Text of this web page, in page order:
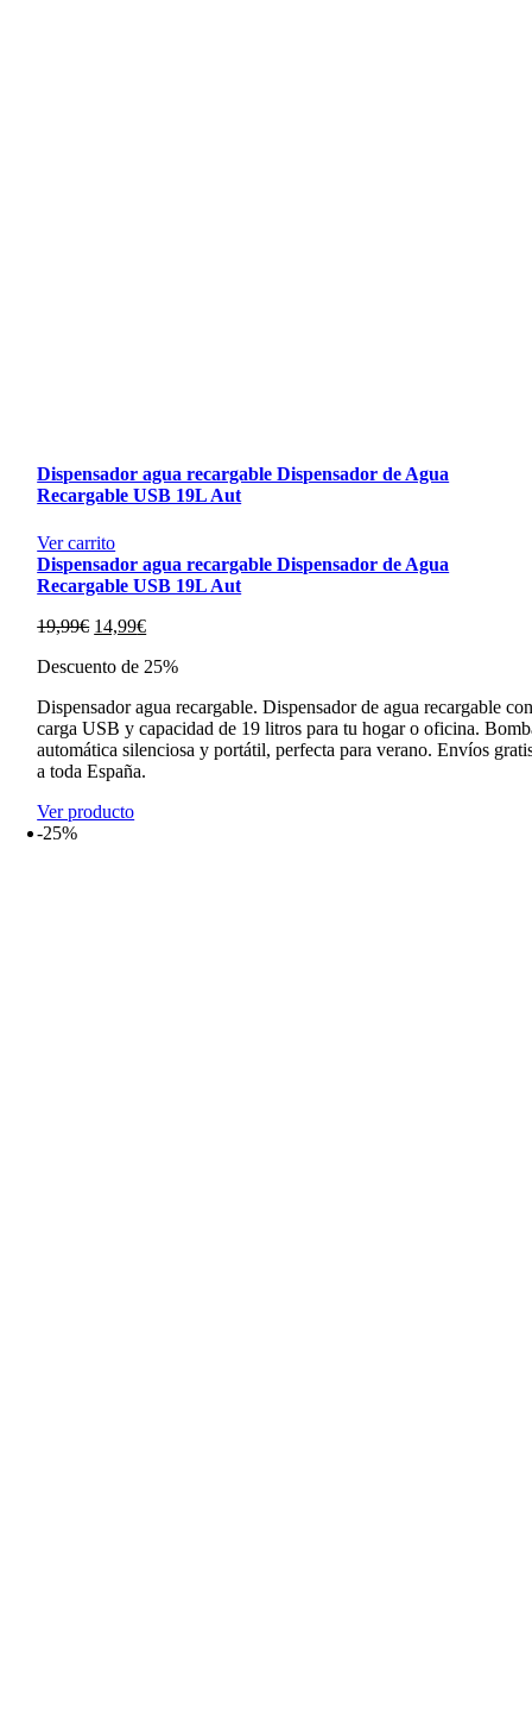
Dispensador agua recargable Dispensador de Agua
Recargable USB 19L Aut
Ver carrito
Dispensador agua recargable Dispensador de Agua
Recargable USB 19L Aut
19,99€ El
original
19,99€.
14,99€El
actual
14,99€.
Descuento de 25%
Dispensador agua recargable. Dispensador de agua recargable
carga USB y capacidad de 19 litros para tu hogar o oficina.
automática silenciosa y portátil, perfecta para verano. Envíos
a toda España.
Ver producto
-25%